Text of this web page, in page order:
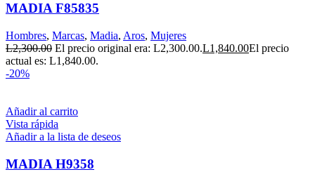
MADIA F85835
Hombres, Marcas, Madia, Aros, Mujeres
L2,300.00 El precio original era: L2,300.00.L1,840.00El precio
actual es: L1,840.00.
-20%
Añadir al carrito
Vista rápida
Añadir a la lista de deseos
MADIA H9358